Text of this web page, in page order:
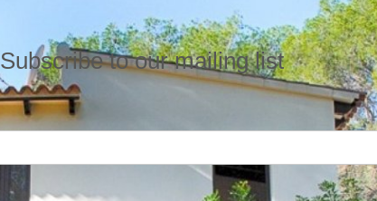
Subscribe to our mailing list